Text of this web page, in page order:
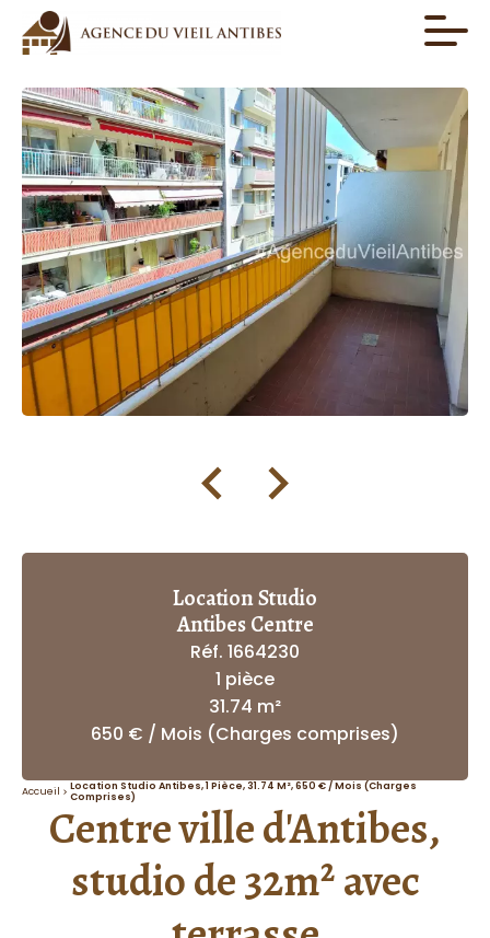
Location Studio
Antibes Centre
Réf. 1664230
1 pièce
31.74 m²
650 € / Mois (Charges comprises)
Accueil
Location Studio Antibes, 1 Pièce, 31.74 M², 650 € / Mois (Charges
Comprises)
Centre ville d'Antibes,
studio de 32m² avec